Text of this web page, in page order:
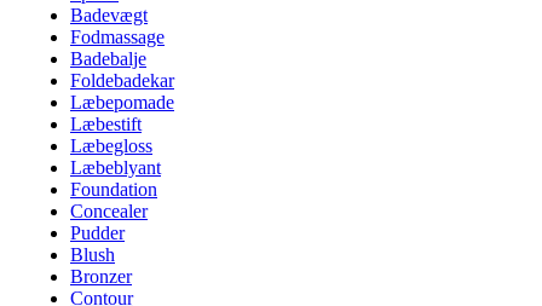
Badevægt
Fodmassage
Badebalje
Foldebadekar
Læbepomade
Læbestift
Læbegloss
Læbeblyant
Foundation
Concealer
Pudder
Blush
Bronzer
Contour